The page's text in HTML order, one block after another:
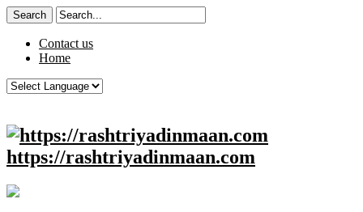
Contact us
Home
https://rashtriyadinmaan.com